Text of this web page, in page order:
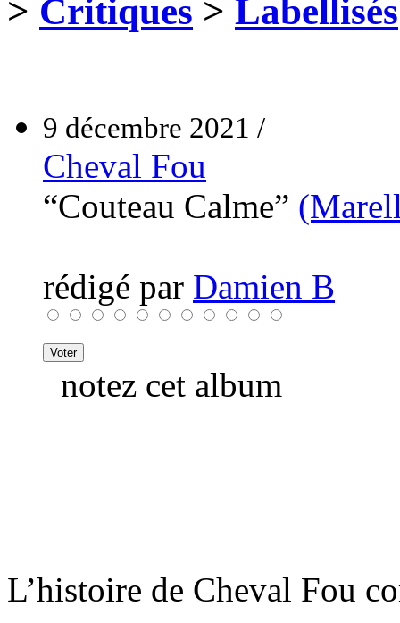
> Critiques > Labellisés
9 décembre 2021 /
Cheval Fou
“Couteau Calme”
rédigé par Damien B
notez cet album
L’histoire de Cheval Fou